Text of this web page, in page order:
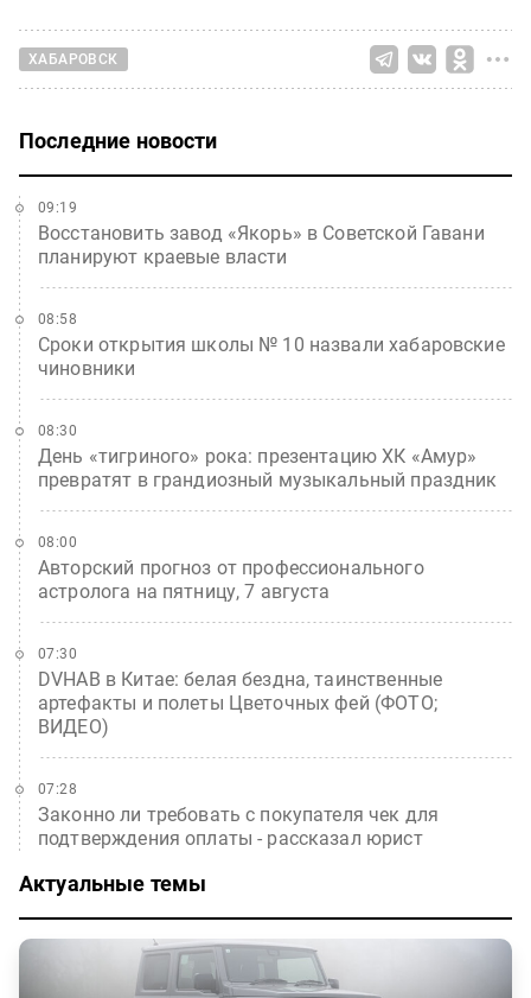
ХАБАРОВСК
Последние новости
Восстановить завод «Якорь» в Советской Гавани
планируют краевые власти
09:19
Сроки открытия школы № 10 назвали хабаровские
чиновники
08:58
День «тигриного» рока: презентацию ХК «Амур»
превратят в грандиозный музыкальный праздник
08:30
Авторский прогноз от профессионального
астролога на пятницу, 7 августа
08:00
DVHAB в Китае: белая бездна, таинственные
артефакты и полеты Цветочных фей (ФОТО;
ВИДЕО)
07:30
Законно ли требовать с покупателя чек для
подтверждения оплаты - рассказал юрист
07:28
Актуальные темы